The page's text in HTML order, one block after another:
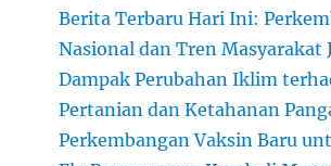
Berita Terbaru Hari Ini:
Nasional dan Tren Masyarakat
Dampak Perubahan Iklim
Pertanian dan Ketahanan
Perkembangan Vaksin Baru